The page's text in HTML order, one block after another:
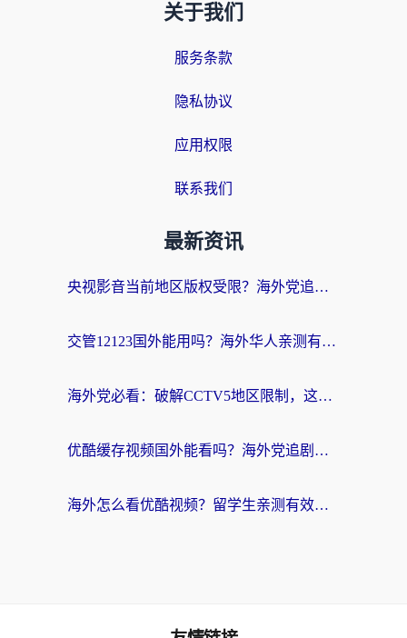
关于我们
服务条款
隐私协议
应用权限
联系我们
最新资讯
央视影音当前地区版权受限？海外党追剧看片的终极解决方案来了
交管12123国外能用吗？海外华人亲测有效的回国加速器选择指南
海外党必看：破解CCTV5地区限制，这样看欧洲杯奥运直播才够爽！
优酷缓存视频国外能看吗？海外党追剧看片的终极解决方案来了
海外怎么看优酷视频？留学生亲测有效的回国加速器选择指南